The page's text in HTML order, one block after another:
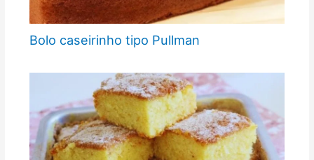
Bolo caseirinho tipo Pullman